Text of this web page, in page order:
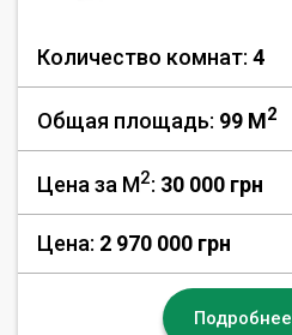
Количество комнат: 4
Общая площадь: 99 M2
Цена за М2: 30 000 грн
Цена: 2 970 000 грн
Подробнее